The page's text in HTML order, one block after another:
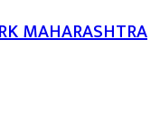
MAHARASHTRA